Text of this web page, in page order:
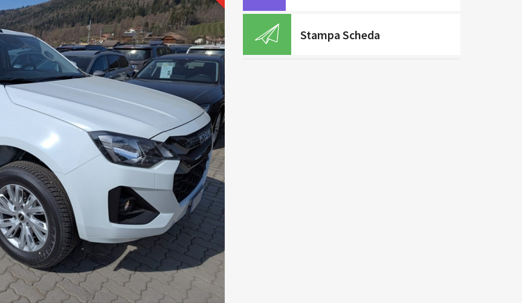
Stampa Scheda